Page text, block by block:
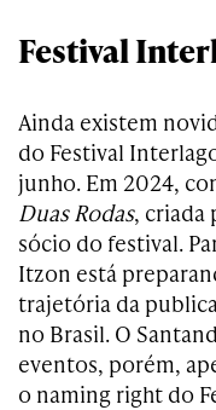
Festival
Ainda existem
do Festival
junho. Em 2024,
Duas Rodas, criada
sócio do festival.
Itzon está
trajetória da
no Brasil. O
eventos, porém,
o naming right do